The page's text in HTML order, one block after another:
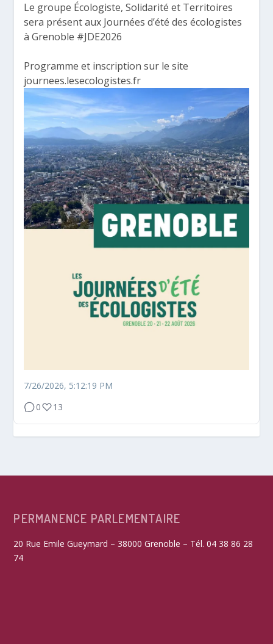
Le groupe Écologiste, Solidarité et Territoires
sera présent aux Journées d’été des écologistes
à Grenoble #JDE2026
Programme et inscription sur le site
journees.lesecologistes.fr
7/26/2026, 5:12:19 PM
0
13
PERMANENCE PARLEMENTAIRE
20 Rue Emile Gueymard – 38000 Grenoble – Tél. 04 38 86 28
74